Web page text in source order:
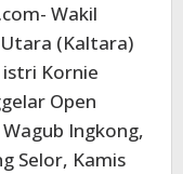
Wakil
(Kaltara)
istri Kornie
Open
Ingkong,
Selor, Kamis